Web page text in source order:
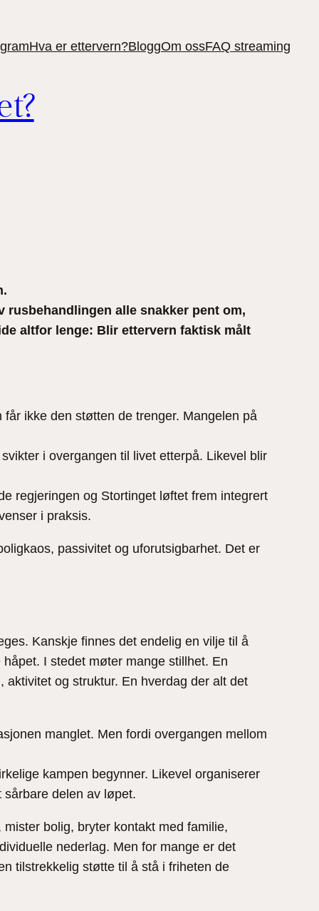
Hva er ettervern?BloggOm ossFAQ streaming
alle snakker pent om,
altfor lenge: Blir ettervern faktisk målt
ikke den støtten de trenger. Mangelen på
i overgangen til livet etterpå. Likevel blir
regjeringen og Stortinget løftet frem integrert
i praksis.
passivitet og uforutsigbarhet. Det er
Kanskje finnes det endelig en vilje til å
I stedet møter mange stillhet. En
og struktur. En hverdag der alt det
manglet. Men fordi overgangen mellom
kampen begynner. Likevel organiserer
delen av løpet.
bolig, bryter kontakt med familie,
nederlag. Men for mange er det
tilstrekkelig støtte til å stå i friheten de